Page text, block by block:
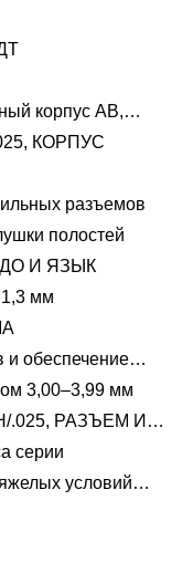
корпус AB,
КОРПУС
разъемов
полостей
И ЯЗЫК
мм
обеспечение
3,00–3,99 мм
РАЗЪЕМ И
серии
условий
серии